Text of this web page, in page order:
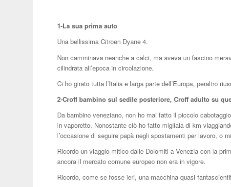
1-La sua prima auto
Una bellissima Citroen Dyane 4.
Non camminava neanche a calci, ma aveva un fascino
cilindrata all’epoca in circolazione.
Ci ho girato tutta l’Italia e larga parte dell’Europa, peraltro
2-Croff bambino sul sedile posteriore, Croff adulto su
Da bambino veneziano, non ho mai fatto il piccolo
in vaporetto. Nonostante ciò ho fatto migliaia di km
l’occasione di seguire papà negli spostamenti per lavoro, o
Ricordo un viaggio mitico dalle Dolomiti a Venezia con la
ancora il mercato comune europeo non era in vigore.
Ricordo, come se fosse ieri, una macchina quasi